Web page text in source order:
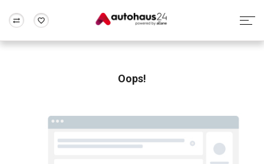
Rund um die Inzahlungnahme
Oops!